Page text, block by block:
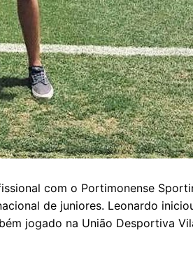
com o Portimonense
de juniores. Leonardo
jogado na União Desportiva